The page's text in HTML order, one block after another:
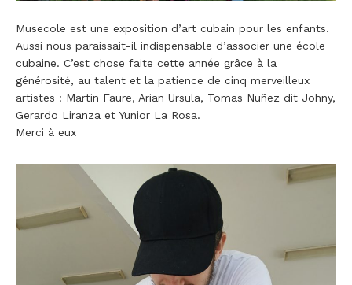
Musecole est une exposition d’art cubain pour les enfants.
Aussi nous paraissait-il indispensable d’associer une école
cubaine. C’est chose faite cette année grâce à la
générosité, au talent et la patience de cinq merveilleux
artistes : Martin Faure, Arian Ursula, Tomas Nuñez dit Johny,
Gerardo Liranza et Yunior La Rosa.
Merci à eux